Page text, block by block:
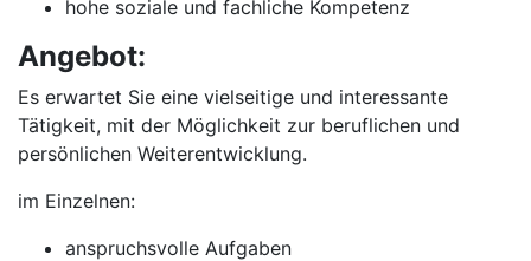
hohe soziale und fachliche Kompetenz
Angebot:
Es erwartet Sie eine vielseitige und interessante
Tätigkeit, mit der Möglichkeit zur beruflichen und
persönlichen Weiterentwicklung.
im Einzelnen:
anspruchsvolle Aufgaben